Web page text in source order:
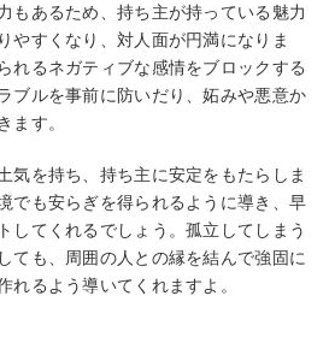
もあるため、持ち主が持っている魅力
やすくなり、対人面が円満になりま
れるネガティブな感情をブロックする
ブルを事前に防いだり、妬みや悪意か
ます。
気を持ち、持ち主に安定をもたらしま
でも安らぎを得られるように導き、早
してくれるでしょう。孤立してしまう
ても、周囲の人との縁を結んで強固に
れるよう導いてくれますよ。